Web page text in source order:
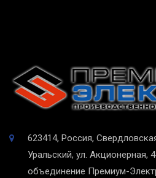
623414, Россия,
Уральский, ул. Акционерная, 4
объединение Премиум-